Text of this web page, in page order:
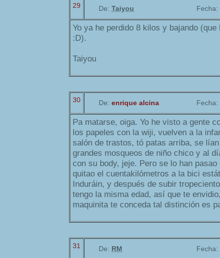
29 De: Taiyou Fecha:
Yo ya he perdido 8 kilos y bajando
:D).
Taiyou
30 De: enrique alcina Fecha:
Pa matarse, oiga. Yo he visto a gente
los papeles con la wiji, vuelven a la
salón de trastos, tó patas arriba, se
grandes mosqueos de niño chico y al
con su body, jeje. Pero se lo han
quitao el cuentakilómetros a la bici
Induráin, y después de subir
tengo la misma edad, así que te
maquinita te conceda tal distinción es
31 De: RM Fecha: